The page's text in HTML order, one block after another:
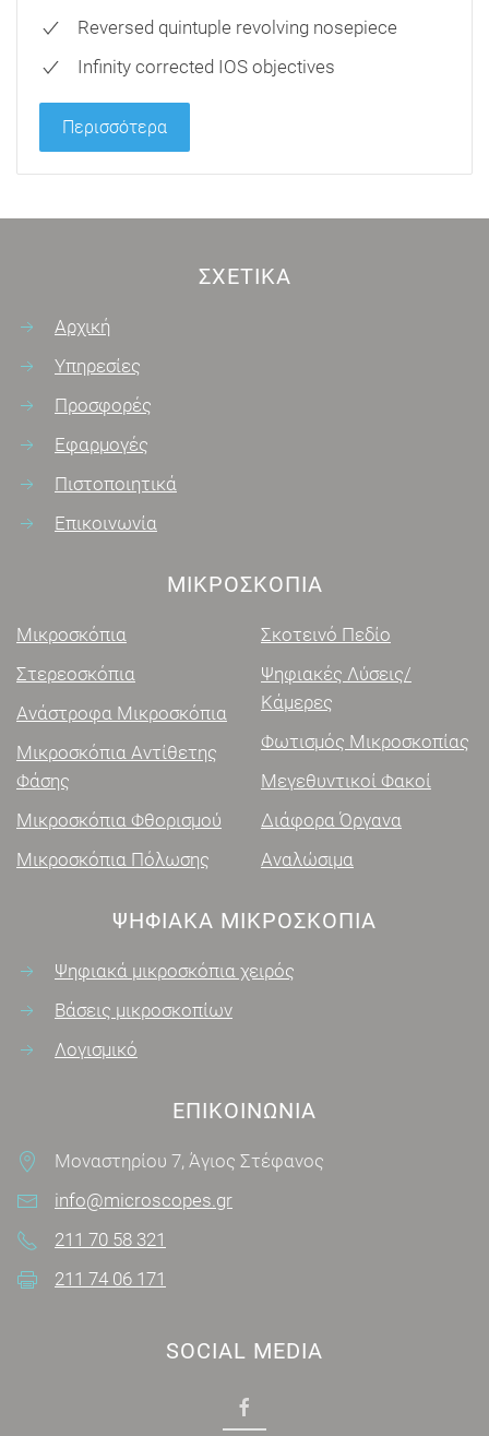
Reversed quintuple revolving nosepiece
Infinity corrected IOS objectives
Περισσότερα
ΣΧΕΤΙΚΆ
Αρχική
Υπηρεσίες
Προσφορές
Εφαρμογές
Πιστοποιητικά
Επικοινωνία
ΜΙΚΡΟΣΚΌΠΙΑ
Μικροσκόπια
Στερεοσκόπια
Ανάστροφα Μικροσκόπια
Μικροσκόπια Αντίθετης
Φάσης
Μικροσκόπια Φθορισμού
Μικροσκόπια Πόλωσης
Σκοτεινό Πεδίο
Ψηφιακές Λύσεις/
Κάμερες
Φωτισμός Μικροσκοπίας
Μεγεθυντικοί Φακοί
Διάφορα Όργανα
Αναλώσιμα
ΨΗΦΙΑΚΑ ΜΙΚΡΟΣΚΌΠΙΑ
Ψηφιακά μικροσκόπια χειρός
Βάσεις μικροσκοπίων
Λογισμικό
ΕΠΙΚΟΙΝΩΝΊΑ
Μοναστηρίου 7, Άγιος Στέφανος
info@microscopes.gr
211 70 58 321
211 74 06 171
SOCIAL MEDIA